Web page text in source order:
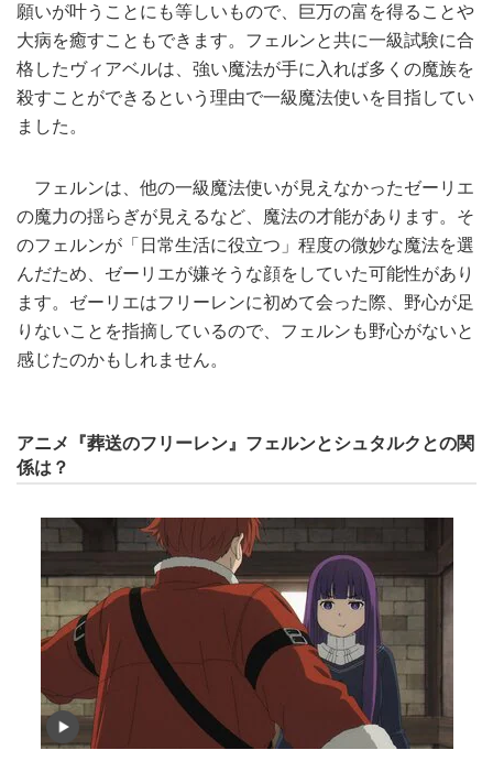
願いが叶うことにも等しいもので、巨万の富を得ることや
大病を癒すこともできます。フェルンと共に一級試験に合
格したヴィアベルは、強い魔法が手に入れば多くの魔族を
殺すことができるという理由で一級魔法使いを目指してい
ました。
フェルンは、他の一級魔法使いが見えなかったゼーリエ
の魔力の揺らぎが見えるなど、魔法の才能があります。そ
のフェルンが「日常生活に役立つ」程度の微妙な魔法を選
んだため、ゼーリエが嫌そうな顔をしていた可能性があり
ます。ゼーリエはフリーレンに初めて会った際、野心が足
りないことを指摘しているので、フェルンも野心がないと
感じたのかもしれません。
アニメ『葬送のフリーレン』フェルンとシュタルクとの関
係は？